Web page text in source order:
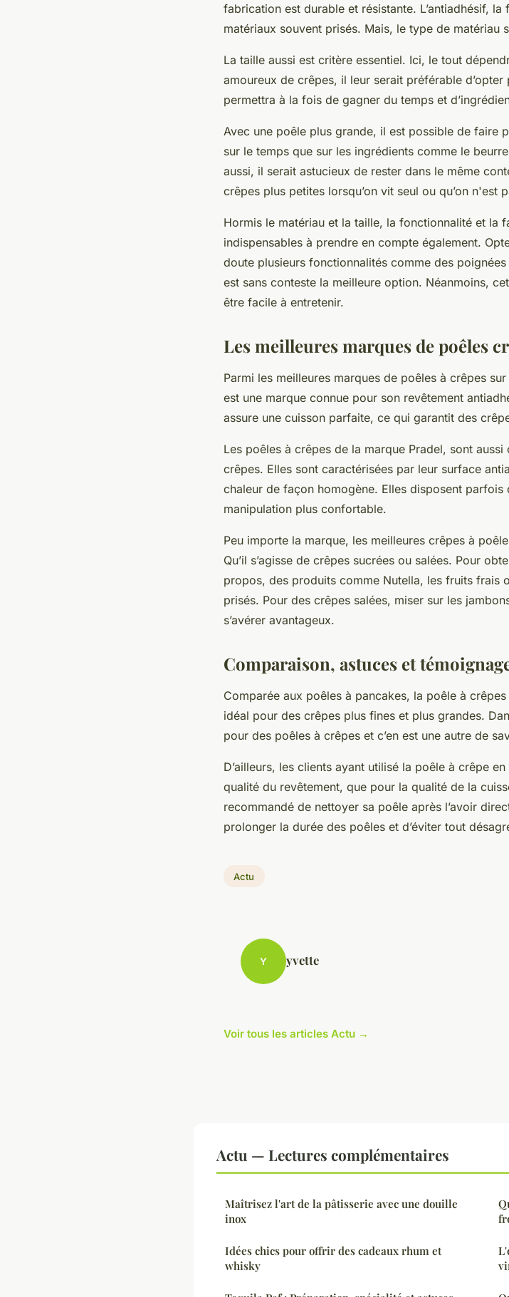
fabrication est durable et résistante. L’antiadhésif,
matériaux souvent prisés. Mais, le type de matériau
La taille aussi est critère essentiel. Ici, le tout
amoureux de crêpes, il leur serait préférable
permettra à la fois de gagner du temps et
Avec une poêle plus grande, il est possible de faire
sur le temps que sur les ingrédients comme le
aussi, il serait astucieux de rester dans le même
crêpes plus petites lorsqu’on vit seul ou qu’on n'est
Hormis le matériau et la taille, la fonctionnalité et la
indispensables à prendre en compte également.
doute plusieurs fonctionnalités comme des
est sans conteste la meilleure option. Néanmoins,
être facile à entretenir.
Les meilleures marques de poêles
Parmi les meilleures marques de poêles à crêpes
est une marque connue pour son revêtement
assure une cuisson parfaite, ce qui garantit des
Les poêles à crêpes de la marque Pradel, sont
crêpes. Elles sont caractérisées par leur surface
chaleur de façon homogène. Elles disposent
manipulation plus confortable.
Peu importe la marque, les meilleures crêpes à
Qu’il s’agisse de crêpes sucrées ou salées. Pour
propos, des produits comme Nutella, les fruits frais
prisés. Pour des crêpes salées, miser sur les
s’avérer avantageux.
Comparaison, astuces et
Comparée aux poêles à pancakes, la poêle à
idéal pour des crêpes plus fines et plus grandes.
pour des poêles à crêpes et c’en est une autre de
D’ailleurs, les clients ayant utilisé la poêle à crêpe
qualité du revêtement, que pour la qualité de la
recommandé de nettoyer sa poêle après l’avoir
prolonger la durée des poêles et d’éviter tout
Actu
Y yvette
Voir tous les articles Actu →
Actu — Lectures complémentaires
Maîtrisez l'art de la pâtisserie avec une douille
inox
Idées chics pour offrir des cadeaux rhum et
whisky